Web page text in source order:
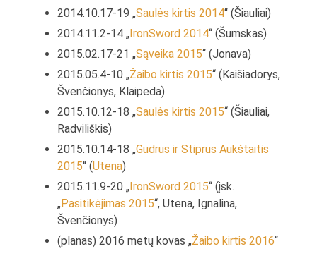
2014.10.17-19 „Saulės kirtis 2014“ (Šiauliai)
2014.11.2-14 „IronSword 2014“ (Šumskas)
2015.02.17-21 „Sąveika 2015“ (Jonava)
2015.05.4-10 „Žaibo kirtis 2015“ (Kaišiadorys,
Švenčionys, Klaipėda)
2015.10.12-18 „Saulės kirtis 2015“ (Šiauliai,
Radviliškis)
2015.10.14-18 „Gudrus ir Stiprus Aukštaitis
2015“ (Utena)
2015.11.9-20 „IronSword 2015“ (įsk.
„Pasitikėjimas 2015“, Utena, Ignalina,
Švenčionys)
(planas) 2016 metų kovas „Žaibo kirtis 2016“